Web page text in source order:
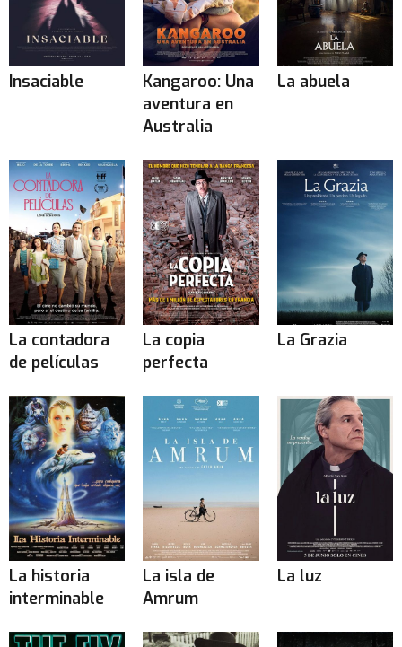
Insaciable
Kangaroo: Una
aventura en
Australia
La abuela
La contadora
de películas
La copia
perfecta
La Grazia
La historia
interminable
La isla de
Amrum
La luz